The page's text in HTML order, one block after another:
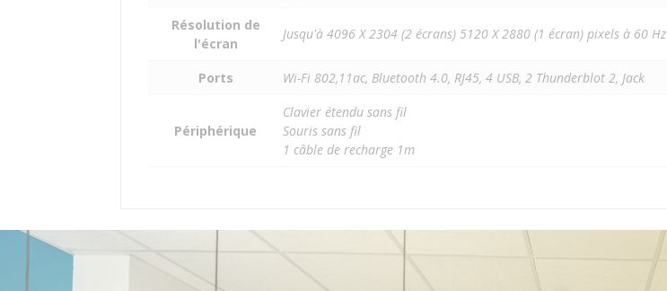
Résolution de
l'écran
Jusqu'à 4096 X 2304 (2 écrans) 5120 X 2880 (1 écran) pixels à 60 Hz
Ports Wi-Fi 802,11ac, Bluetooth 4.0, RJ45, 4 USB, 2 Thunderblot 2, Jack
Périphérique
Clavier étendu sans fil
Souris sans fil
1 câble de recharge 1m